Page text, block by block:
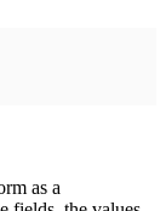
as a